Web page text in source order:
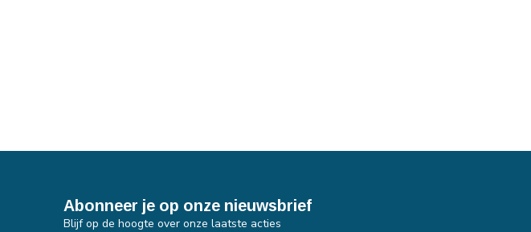
Abonneer je op onze nieuwsbrief
Blijf op de hoogte over onze laatste acties